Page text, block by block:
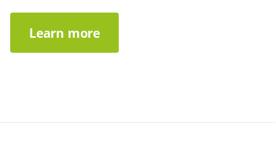
Learn more